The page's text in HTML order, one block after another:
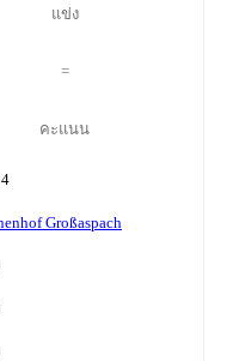
แข่ง
=
คะแนน
Großaspach